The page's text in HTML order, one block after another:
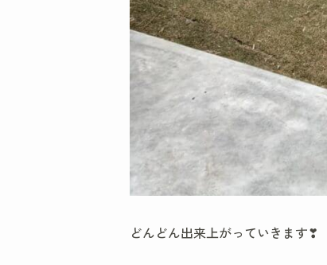
どんどん出来上がっていきます❣